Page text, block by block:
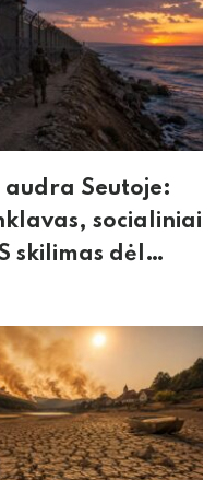
audra Seutoje:
socialiniai
skilimas dėl